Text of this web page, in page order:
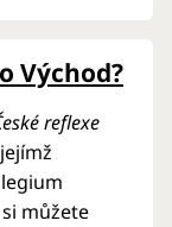
Východ?
reflexe
si můžete